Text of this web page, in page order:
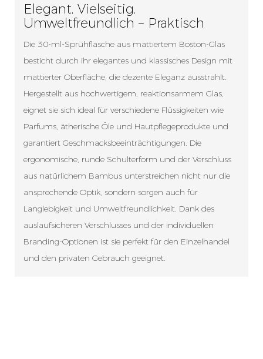
Elegant, Vielseitig,
Umweltfreundlich – Praktisch
Die 30-ml-Sprühflasche aus mattiertem Boston-Glas
besticht durch ihr elegantes und klassisches Design mit
mattierter Oberfläche, die dezente Eleganz ausstrahlt.
Hergestellt aus hochwertigem, reaktionsarmem Glas,
eignet sie sich ideal für verschiedene Flüssigkeiten wie
Parfums, ätherische Öle und Hautpflegeprodukte und
garantiert Geschmacksbeeinträchtigungen. Die
ergonomische, runde Schulterform und der Verschluss
aus natürlichem Bambus unterstreichen nicht nur die
ansprechende Optik, sondern sorgen auch für
Langlebigkeit und Umweltfreundlichkeit. Dank des
auslaufsicheren Verschlusses und der individuellen
Branding-Optionen ist sie perfekt für den Einzelhandel
und den privaten Gebrauch geeignet.